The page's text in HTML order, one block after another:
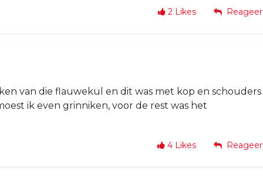
2 Likes Reageer
van die flauwekul en dit was met kop en schouders
ik even grinniken, voor de rest was het
4 Likes Reageer